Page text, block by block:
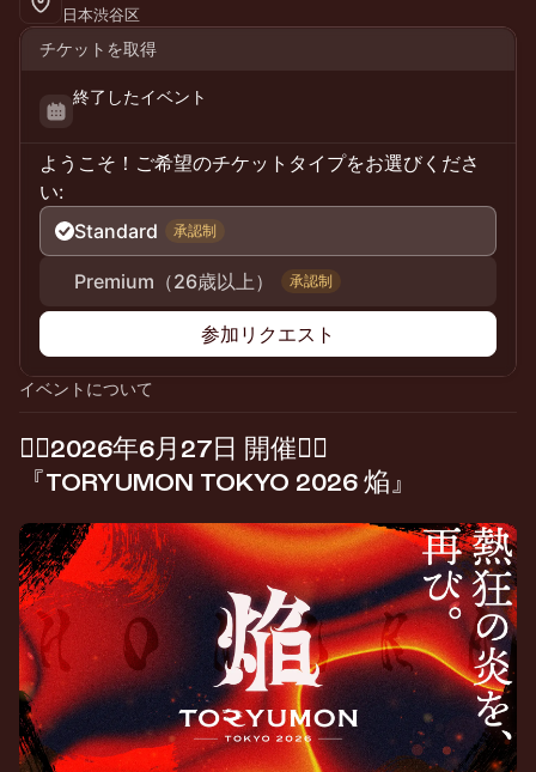
日本渋谷区
チケットを取得
終了したイベント
ようこそ！ご希望のチケットタイプをお選びくださ
い:
Standard
承認制
Premium（26歳以上） 承認制
参加リクエスト
イベントについて
​❤️‍🔥2026年6月27日 開催❤️‍🔥
『TORYUMON TOKYO 2026 焔』